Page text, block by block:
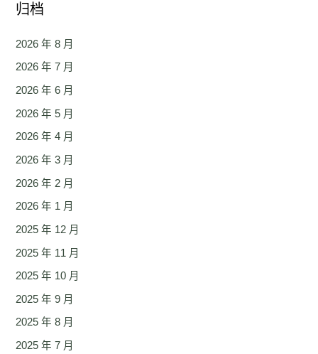
归档
2026 年 8 月
2026 年 7 月
2026 年 6 月
2026 年 5 月
2026 年 4 月
2026 年 3 月
2026 年 2 月
2026 年 1 月
2025 年 12 月
2025 年 11 月
2025 年 10 月
2025 年 9 月
2025 年 8 月
2025 年 7 月